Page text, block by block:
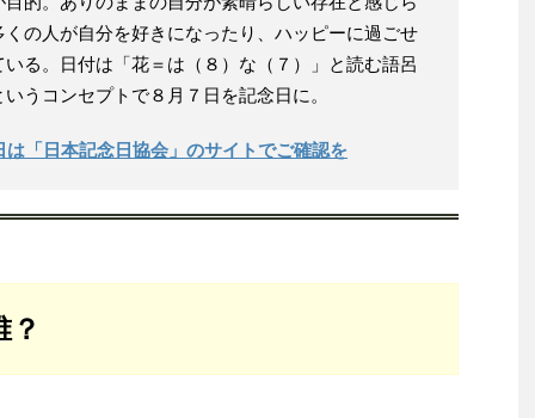
の人が自分を好きになったり、ハッピーに過ごせ
る。日付は「花＝は（８）な（７）」と読む語呂
うコンセプトで８月７日を記念日に。
「日本記念日協会」のサイトでご確認を
？